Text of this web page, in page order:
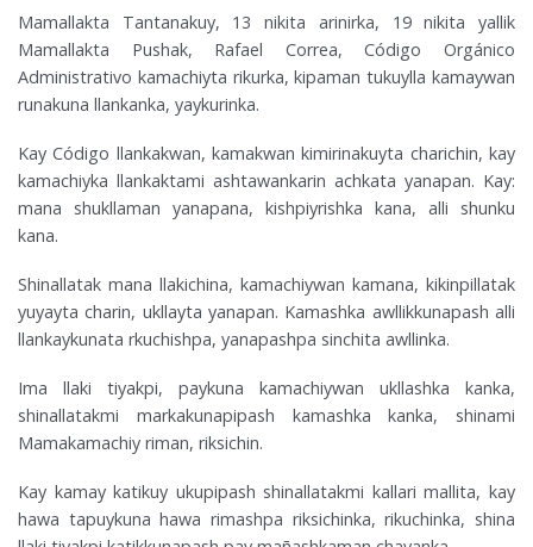
Mamallakta Tantanakuy, 13 nikita arinirka, 19 nikita yallik
Mamallakta Pushak, Rafael Correa, Código Orgánico
Administrativo kamachiyta rikurka, kipaman tukuylla kamaywan
runakuna llankanka, yaykurinka.
Kay Código llankakwan, kamakwan kimirinakuyta charichin, kay
kamachiyka llankaktami ashtawankarin achkata yanapan. Kay:
mana shukllaman yanapana, kishpiyrishka kana, alli shunku
kana.
Shinallatak mana llakichina, kamachiywan kamana, kikinpillatak
yuyayta charin, ukllayta yanapan. Kamashka awllikkunapash alli
llankaykunata rkuchishpa, yanapashpa sinchita awllinka.
Ima llaki tiyakpi, paykuna kamachiywan ukllashka kanka,
shinallatakmi markakunapipash kamashka kanka, shinami
Mamakamachiy riman, riksichin.
Kay kamay katikuy ukupipash shinallatakmi kallari mallita, kay
hawa tapuykuna hawa rimashpa riksichinka, rikuchinka, shina